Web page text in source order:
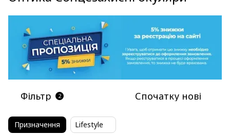
Фільтр 2 Спочатку нові
Призначення Lifestyle